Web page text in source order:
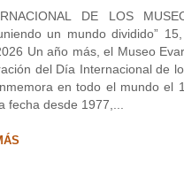
DE LOS
un mundo dividido”
Un año más, el Museo
del Día Internacional de
en todo el mundo el
fecha desde 1977,...